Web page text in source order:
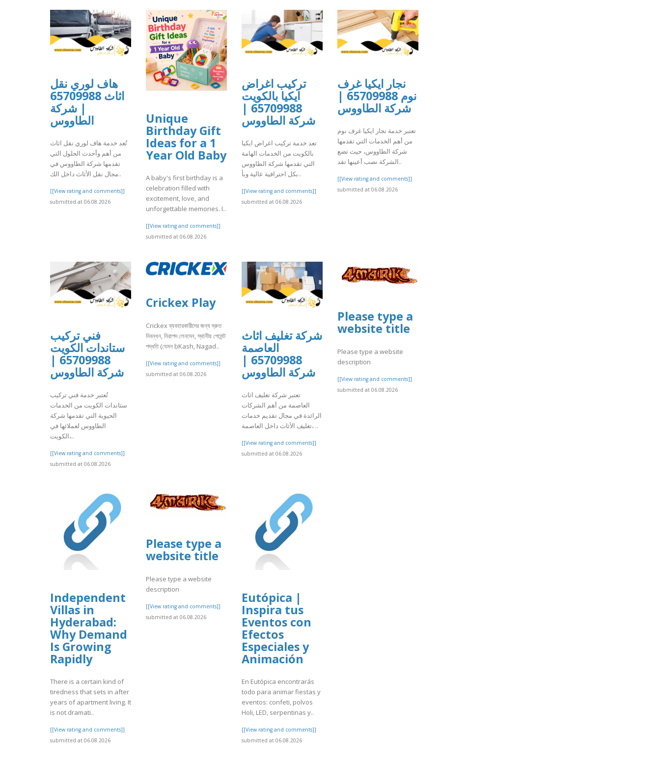
هاف لوري نقل
اثاث 65709988
| شركة
الطاووس
تُعد خدمة هاف لوري نقل اثاث
من أهم وأحدث الحلول التي
تقدمها شركة الطاووس في
مجال نقل الأثاث داخل الك..
[[View rating and comments]]
submitted at 06.08.2026
Unique
Birthday Gift
Ideas for a 1
Year Old Baby
A baby's first birthday is a
celebration filled with
excitement, love, and
unforgettable memories. I..
[[View rating and comments]]
submitted at 06.08.2026
تركيب اغراض
ايكيا بالكويت
65709988 |
شركة الطاووس
تعد خدمة تركيب اغراض ايكيا
بالكويت من الخدمات الهامة
التي تقدمها شركة الطاووس
بكل احترافية عالية وبأ..
[[View rating and comments]]
submitted at 06.08.2026
نجار ايكيا غرف
نوم 65709988 |
شركة الطاووس
تعتبر خدمة نجار ايكيا غرف نوم
من أهم الخدمات التي تقدمها
شركة الطاووس، حيث تضع
الشركة نصب أعينها تقد..
[[View rating and comments]]
submitted at 06.08.2026
فني تركيب
ستاندات الكويت
65709988 |
شركة الطاووس
تُعتبر خدمة فني تركيب
ستاندات الكويت من الخدمات
الحيوية التي تقدمها شركة
الطاووس لعملائها في
الكويت،..
[[View rating and comments]]
submitted at 06.08.2026
Crickex Play
Crickex ব্যবহারকারীদের জন্য দ্রুত
নিবন্ধন, নিরাপদ লেনদেন, স্থানীয় পেমেন্ট
পদ্ধতি (যেমন bKash, Nagad..
[[View rating and comments]]
submitted at 06.08.2026
شركة تغليف اثاث
العاصمة
65709988 |
شركة الطاووس
تعتبر شركة تغليف اثاث
العاصمة من أهم الشركات
الرائدة في مجال تقديم خدمات
تغليف الأثاث داخل العاصمة، ..
[[View rating and comments]]
submitted at 06.08.2026
Please type a
website title
Please type a website
description
[[View rating and comments]]
submitted at 06.08.2026
Independent
Villas in
Hyderabad:
Why Demand
Is Growing
Rapidly
There is a certain kind of
tiredness that sets in after
years of apartment living. It
is not dramati..
[[View rating and comments]]
submitted at 06.08.2026
Please type a
website title
Please type a website
description
[[View rating and comments]]
submitted at 06.08.2026
Eutópica |
Inspira tus
Eventos con
Efectos
Especiales y
Animación
En Eutópica encontrarás
todo para animar fiestas y
eventos: confeti, polvos
Holi, LED, serpentinas y..
[[View rating and comments]]
submitted at 06.08.2026